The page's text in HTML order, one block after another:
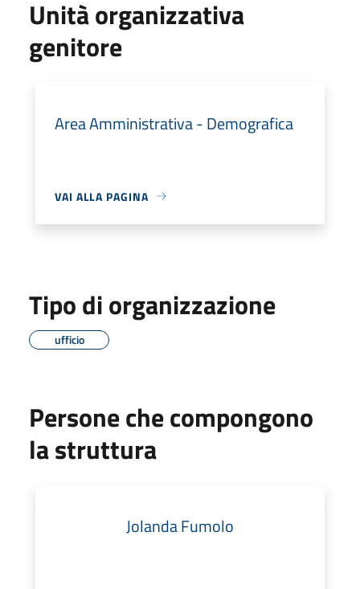
Unità organizzativa
genitore
Area Amministrativa - Demografica
VAI ALLA PAGINA
Tipo di organizzazione
ufficio
Persone che compongono
la struttura
Jolanda Fumolo